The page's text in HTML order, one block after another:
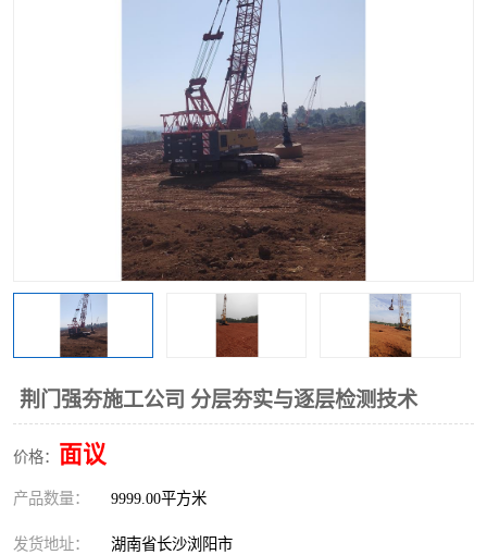
荆门强夯施工公司 分层夯实与逐层检测技术
价格： 面议
产品数量： 9999.00平方米
发货地址： 湖南省长沙浏阳市